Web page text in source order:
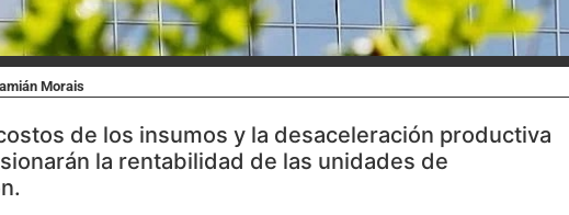
Morais
de los insumos y la desaceleración productiva
la rentabilidad de las unidades de